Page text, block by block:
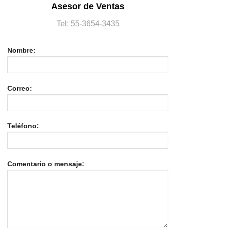
Asesor de Ventas
Tel: 55-3654-3435
Nombre:
Correo:
Teléfono:
Comentario o mensaje: